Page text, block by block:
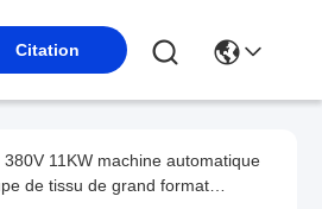
Citation
380V 11KW machine automatique
de tissu de grand format